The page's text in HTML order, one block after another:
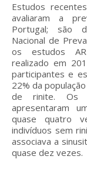
Estudos
avaliaram a
Portugal; são
Nacional de
os estudos
realizado em
participantes e
22% da
de rinite. Os
apresentaram
quase quatro
indivíduos sem
associava a
quase dez vezes.